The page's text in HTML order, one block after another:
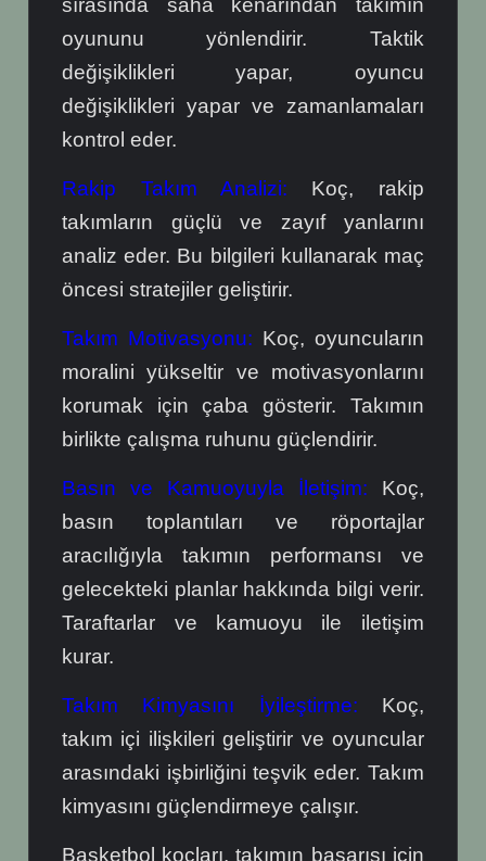
sırasında saha kenarından takımın
oyununu yönlendirir. Taktik
değişiklikleri yapar, oyuncu
değişiklikleri yapar ve zamanlamaları
kontrol eder.
Rakip Takım Analizi: Koç, rakip
takımların güçlü ve zayıf yanlarını
analiz eder. Bu bilgileri kullanarak maç
öncesi stratejiler geliştirir.
Takım Motivasyonu: Koç, oyuncuların
moralini yükseltir ve motivasyonlarını
korumak için çaba gösterir. Takımın
birlikte çalışma ruhunu güçlendirir.
Basın ve Kamuoyuyla İletişim: Koç,
basın toplantıları ve röportajlar
aracılığıyla takımın performansı ve
gelecekteki planlar hakkında bilgi verir.
Taraftarlar ve kamuoyu ile iletişim
kurar.
Takım Kimyasını İyileştirme: Koç,
takım içi ilişkileri geliştirir ve oyuncular
arasındaki işbirliğini teşvik eder. Takım
kimyasını güçlendirmeye çalışır.
Basketbol koçları, takımın başarısı için